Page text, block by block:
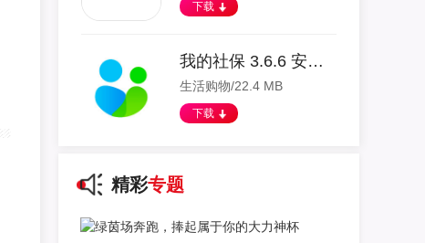
下载
我的社保 3.6.6 安卓版
生活购物/22.4 MB
下载
精彩专题